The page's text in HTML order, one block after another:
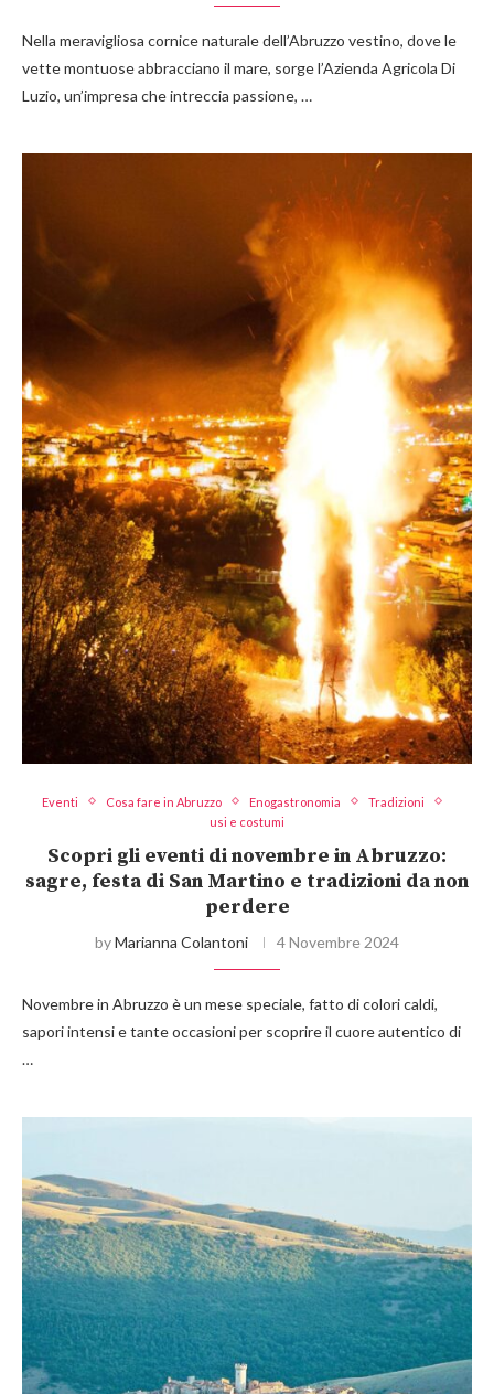
Nella meravigliosa cornice naturale dell’Abruzzo vestino, dove le
vette montuose abbracciano il mare, sorge l’Azienda Agricola Di
Luzio, un’impresa che intreccia passione, …
Eventi Cosa fare in Abruzzo Enogastronomia
Tradizioni
usi e costumi
Scopri gli eventi di novembre in Abruzzo:
sagre, festa di San Martino e tradizioni da non
perdere
byMarianna Colantoni 4 Novembre 2024
Novembre in Abruzzo è un mese speciale, fatto di colori caldi,
sapori intensi e tante occasioni per scoprire il cuore autentico di
…